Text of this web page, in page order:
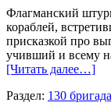
Флагманский
кораблей,
присказкой про
учивший и всему
[Читать далее…]
Раздел: 130